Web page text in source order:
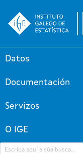
Datos
Documentación
Servizos
O IGE